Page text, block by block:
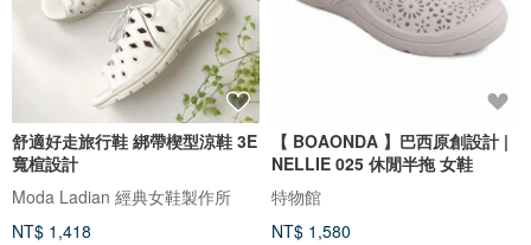
舒適好走旅行鞋 綁帶楔型涼鞋 3E
寬楦設計
Moda Ladian 經典女鞋製作所
NT$ 1,418
【 BOAONDA 】巴西原創設計 |
NELLIE 025 休閒半拖 女鞋
特物館
NT$ 1,580